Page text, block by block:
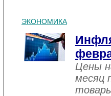
ЭКОНОМИКА
Цены
месяц